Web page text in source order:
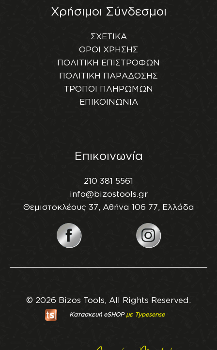
Χρήσιμοι Σύνδεσμοι
ΣΧΕΤΙΚΑ
ΟΡΟΙ ΧΡΗΣΗΣ
ΠΟΛΙΤΙΚΗ ΕΠΙΣΤΡΟΦΩΝ
ΠΟΛΙΤΙΚΗ ΠΑΡΑΔΟΣΗΣ
ΤΡΟΠΟΙ ΠΛΗΡΩΜΩΝ
ΕΠΙΚΟΙΝΩΝΙΑ
Επικοινωνία
210 381 5561
info@bizostools.gr
Θεμιστοκλέους 37, Αθήνα 106 77, Ελλάδα
© 2026 Bizos Tools, All Rights Reserved.
Κατασκευή eSHOPμε Typesense